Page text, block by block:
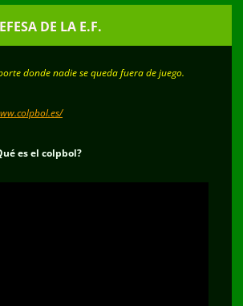
DE LA E.F.
donde nadie se queda fuera de juego.
es el colpbol?